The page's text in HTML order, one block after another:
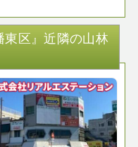
区』近隣の山林